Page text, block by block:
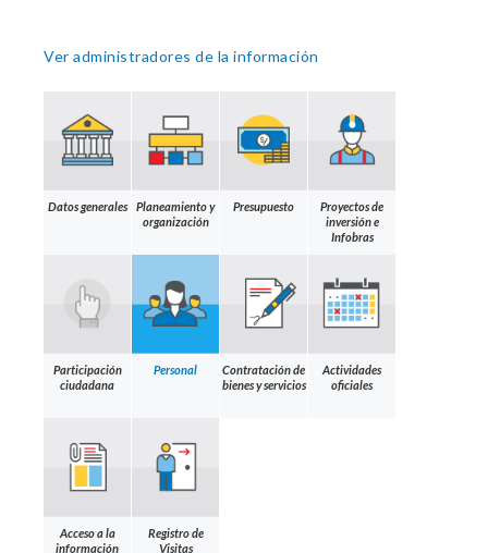
Ver administradores de la información
Datos generales
Planeamiento y
organización
Presupuesto
Proyectos de
inversión e
Infobras
Participación
ciudadana
Personal
Contratación de
bienes y servicios
Actividades
oficiales
Acceso a la
información
Registro de
Visitas